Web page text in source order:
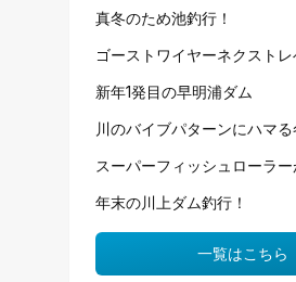
真冬のため池釣行！
ゴーストワイヤーネクストレ
新年1発目の早明浦ダム
川のバイブパターンにハマる
スーパーフィッシュローラー
年末の川上ダム釣行！
一覧はこちら